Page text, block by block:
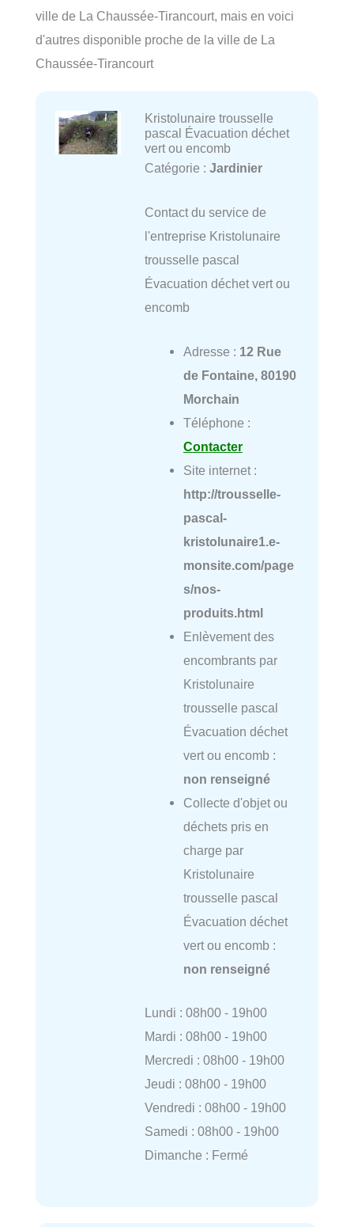
ville de La Chaussée-Tirancourt, mais en voici
d'autres disponible proche de la ville de La
Chaussée-Tirancourt
Kristolunaire trousselle
pascal Évacuation déchet
vert ou encomb
Catégorie : Jardinier
Contact du service de
l'entreprise Kristolunaire
trousselle pascal
Évacuation déchet vert ou
encomb
Adresse : 12 Rue
de Fontaine, 80190
Morchain
Téléphone :
Contacter
Site internet :
http://trousselle-
pascal-
kristolunaire1.e-
monsite.com/page
s/nos-
produits.html
Enlèvement des
encombrants par
Kristolunaire
trousselle pascal
Évacuation déchet
vert ou encomb :
non renseigné
Collecte d'objet ou
déchets pris en
charge par
Kristolunaire
trousselle pascal
Évacuation déchet
vert ou encomb :
non renseigné
Lundi : 08h00 - 19h00
Mardi : 08h00 - 19h00
Mercredi : 08h00 - 19h00
Jeudi : 08h00 - 19h00
Vendredi : 08h00 - 19h00
Samedi : 08h00 - 19h00
Dimanche : Fermé